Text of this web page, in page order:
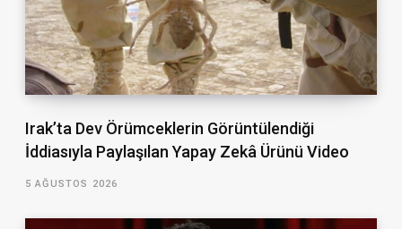
Irak’ta Dev Örümceklerin Görüntülendiği
İddiasıyla Paylaşılan Yapay Zekâ Ürünü Video
5 AĞUSTOS 2026